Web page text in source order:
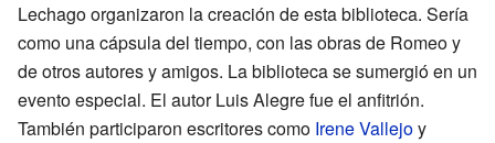
Lechago organizaron la creación de esta biblioteca. Sería
como una cápsula del tiempo, con las obras de Romeo y
de otros autores y amigos. La biblioteca se sumergió en un
evento especial. El autor Luis Alegre fue el anfitrión.
También participaron escritores como Irene Vallejoy